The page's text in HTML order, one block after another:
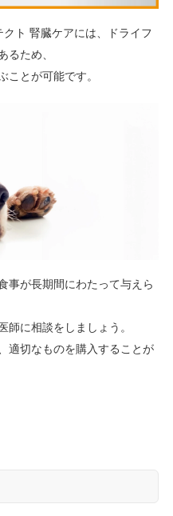
ト 腎臓ケアには、ドライフ
るため、
ことが可能です。
事が長期間にわたって与えら
師に相談をしましょう。
適切なものを購入することが